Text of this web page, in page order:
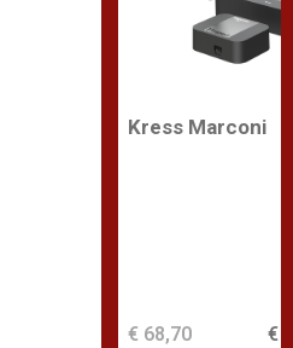
Kress Marconi
€
€ 68,70